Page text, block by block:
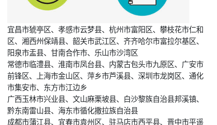
宜昌市猇亭区、孝感市云梦县、杭州市富阳区、攀枝花市仁和
区、湘西州保靖县、韶关市武江区、齐齐哈尔市富拉尔基区、
阳泉市盂县、甘南合作市、乐山市沙湾区
常德市临澧县、淮南市凤台县、内蒙古包头市九原区、广安市
前锋区、上海市金山区、萍乡市芦溪县、深圳市龙岗区、通化
市集安市、东方市江边乡
广西玉林市兴业县、文山麻栗坡县、白沙黎族自治县邦溪镇、
黔东南雷山县、海东市循化撒拉族自治县
成都市蒲江县、宜春市袁州区、驻马店市西平县、晋中市平遥